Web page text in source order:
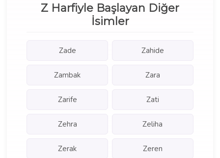
Z Harfiyle Başlayan Diğer
İsimler
Zade Zahide
Zambak Zara
Zarife Zati
Zehra Zeliha
Zerak Zeren